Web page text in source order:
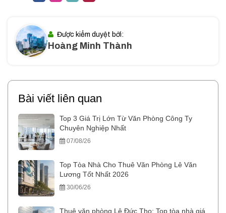
Được kiểm duyệt bởi:
Hoàng Minh Thành
Bài viết liên quan
Top 3 Giá Trị Lớn Từ Văn Phòng Công Ty
Chuyên Nghiệp Nhất
07/08/26
Top Tòa Nhà Cho Thuê Văn Phòng Lê Văn
Lương Tốt Nhất 2026
30/06/26
Thuê văn phòng Lê Đức Thọ: Top tòa nhà giá